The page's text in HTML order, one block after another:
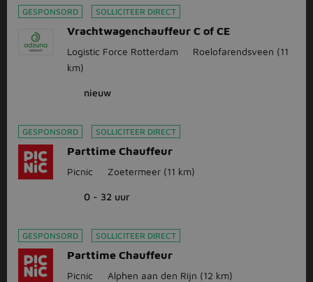
GESPONSORD SOLLICITEER DIRECT
Vrachtwagenchauffeur C of CE
Logistic Force Rotterdam Roelofarendsveen (11
km)
nieuw
GESPONSORD SOLLICITEER DIRECT
Parttime Chauffeur
Picnic Zoetermeer (11 km)
0 - 32 uur
GESPONSORD SOLLICITEER DIRECT
Parttime Chauffeur
Picnic Alphen aan den Rijn (12 km)